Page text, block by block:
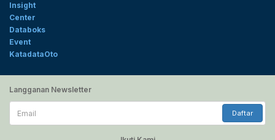
Insight
Center
Databoks
Event
KatadataOto
Langganan Newsletter
Email
Daftar